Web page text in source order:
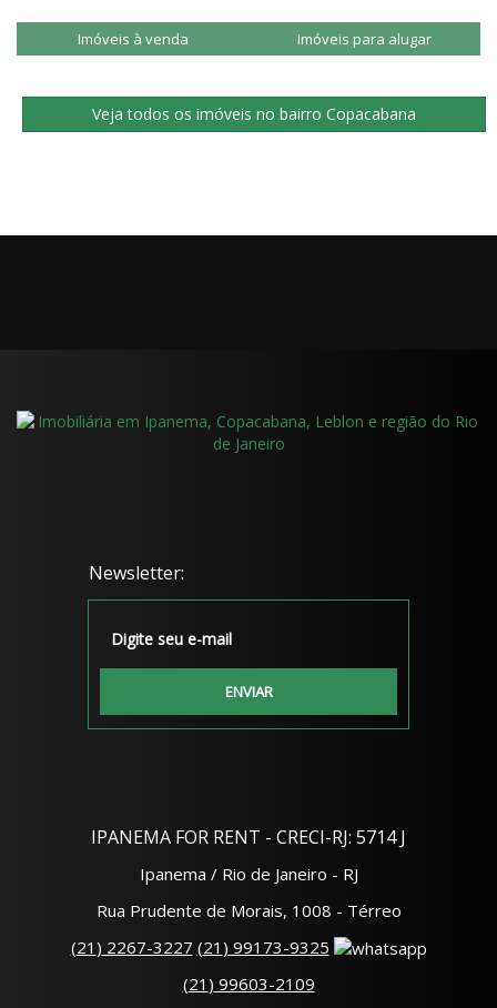
Imóveis à venda Imóveis para alugar
Veja todos os imóveis no bairro Copacabana
IPANEMA FOR RENT - CRECI-RJ: 5714 J
Ipanema / Rio de Janeiro - RJ
Rua Prudente de Morais, 1008 - Térreo
(21 ) 2267-3227 (21 ) 99173-9325
(21 ) 99603-2109